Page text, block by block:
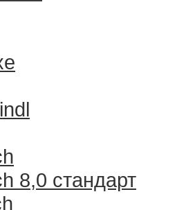
8,0 стандарт